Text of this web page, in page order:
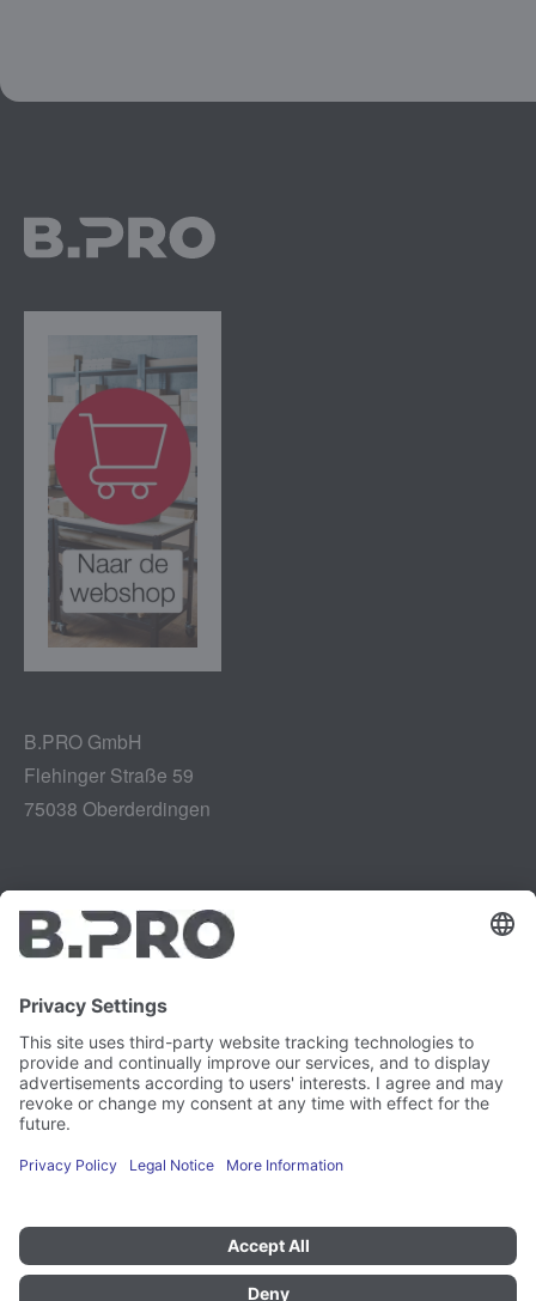
B.PRO GmbH
Flehinger Straße 59
75038 Oberderdingen
Impressum
Gegevensbescherming
Juridisch
Kwetsbaarheidsrapport
Carrière
Pers
Nieuwsbrief
YouTube